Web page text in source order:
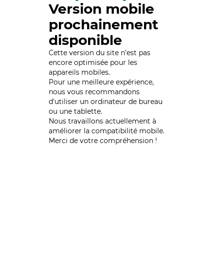
Version mobile
prochainement
disponible
Cette version du site n’est pas
encore optimisée pour les
appareils mobiles.
Pour une meilleure expérience,
nous vous recommandons
d'utiliser un ordinateur de bureau
ou une tablette.
Nous travaillons actuellement à
améliorer la compatibilité mobile.
Merci de votre compréhension !